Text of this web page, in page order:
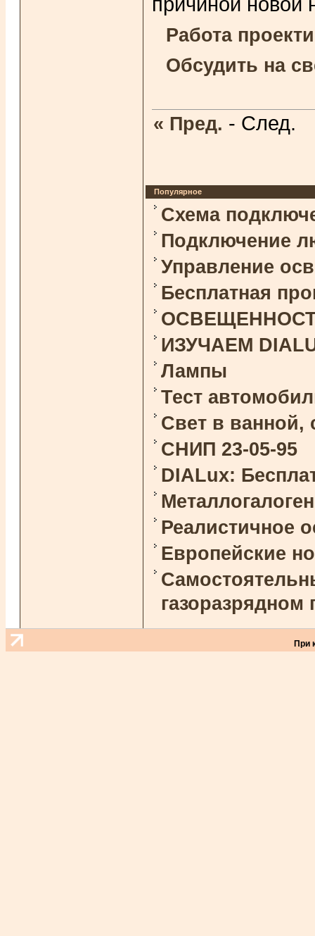
Работа
Обсудить на
« Пред. - След.
Популярное
Схема
Подключение
Управление
Бесплатная
ОСВЕЩЕННОСТЬ
ИЗУЧАЕМ
Лампы
Тест
Свет в ванной,
СНИП 23-05-95
DIALux:
Реалистичное
Европейские
При